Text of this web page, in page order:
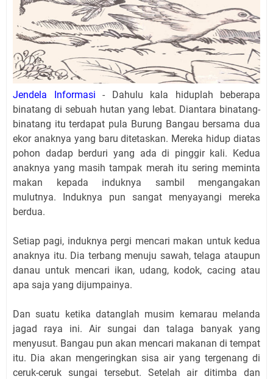
Jendela Informasi - Dahulu kala hiduplah beberapa
binatang di sebuah hutan yang lebat. Diantara binatang-
binatang itu terdapat pula Burung Bangau bersama dua
ekor anaknya yang baru ditetaskan. Mereka hidup diatas
pohon dadap berduri yang ada di pinggir kali. Kedua
anaknya yang masih tampak merah itu sering meminta
makan kepada induknya sambil mengangakan
mulutnya. Induknya pun sangat menyayangi mereka
berdua.
Setiap pagi, induknya pergi mencari makan untuk kedua
anaknya itu. Dia terbang menuju sawah, telaga ataupun
danau untuk mencari ikan, udang, kodok, cacing atau
apa saja yang dijumpainya.
Dan suatu ketika datanglah musim kemarau melanda
jagad raya ini. Air sungai dan talaga banyak yang
menyusut. Bangau pun akan mencari makanan di tempat
itu. Dia akan mengeringkan sisa air yang tergenang di
ceruk-ceruk sungai tersebut. Setelah air ditimba dan